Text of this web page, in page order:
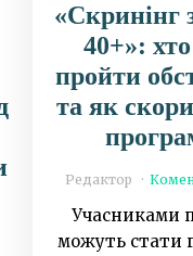
«Скринінг
40+»:
пройти
та як
Редактор
Учасниками
можуть стати